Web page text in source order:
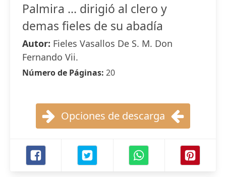
Palmira ... dirigió al clero y
demas fieles de su abadía
Autor: Fieles Vasallos De S. M. Don
Fernando Vii.
Número de Páginas: 20
Opciones de descarga